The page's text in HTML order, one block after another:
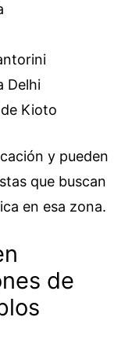
Delhi
Kioto
y pueden
que buscan
en esa zona.
de